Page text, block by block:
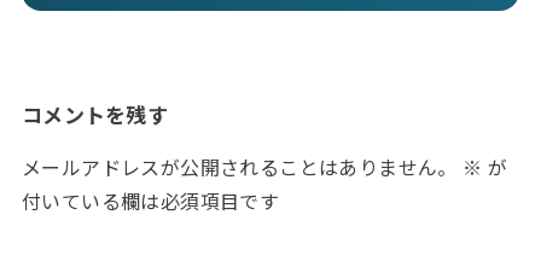
コメントを残す
メールアドレスが公開されることはありません。 ※ が
付いている欄は必須項目です